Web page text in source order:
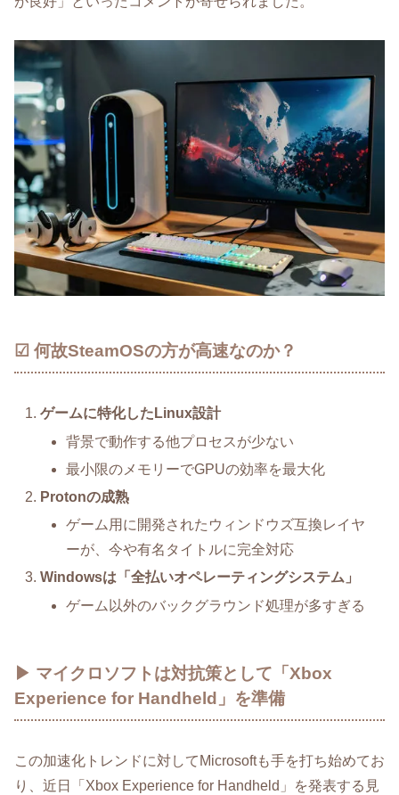
☑ 何故SteamOSの方が高速なのか？
ゲームに特化したLinux設計
背景で動作する他プロセスが少ない
最小限のメモリーでGPUの効率を最大化
Protonの成熟
ゲーム用に開発されたウィンドウズ互換レイヤ
ーが、今や有名タイトルに完全対応
Windowsは「全払いオペレーティングシステム」
ゲーム以外のバックグラウンド処理が多すぎる
▶ マイクロソフトは対抗策として「Xbox
Experience for Handheld」を準備
この加速化トレンドに対してMicrosoftも手を打ち始めてお
り、近日「Xbox Experience for Handheld」を発表する見